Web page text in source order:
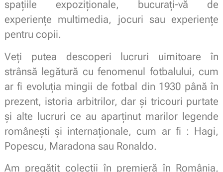
spațiile expoziționale, bucurați-vă de
experiențe multimedia, jocuri sau experiențe
pentru copii.
Veți putea descoperi lucruri uimitoare în
strânsă legătură cu fenomenul fotbalului, cum
ar fi evoluția mingii de fotbal din 1930 până în
prezent, istoria arbitrilor, dar și tricouri purtate
și alte lucruri ce au aparținut marilor legende
românești și internaționale, cum ar fi : Hagi,
Popescu, Maradona sau Ronaldo.
Am pregătit colecții în premieră în România,